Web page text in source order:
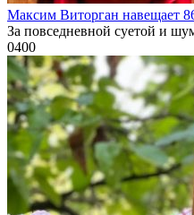
Максим Виторган навещает
За повседневной суетой и
0400